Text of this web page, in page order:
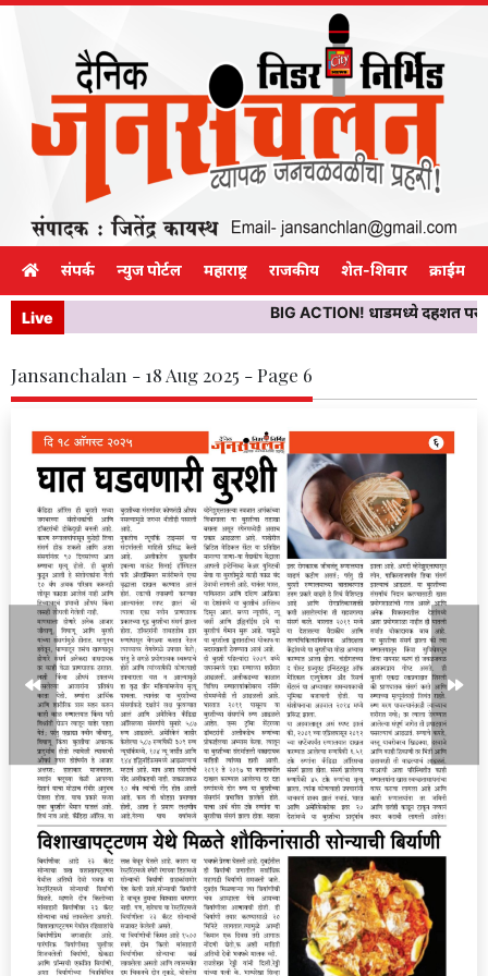
संपर्क न्युज पोर्टल महाराष्ट्र राजकीय शेत-शिवार क्राईम
Live BIG ACTION! धाडमध्ये दहशत
Jansanchalan - 18 Aug 2025 - Page 6